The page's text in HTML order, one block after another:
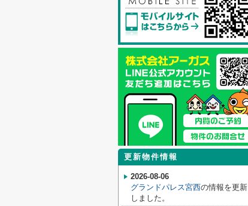
更新物件情報
2026-08-06
グランドパレス宮西の情報を更新
しました。